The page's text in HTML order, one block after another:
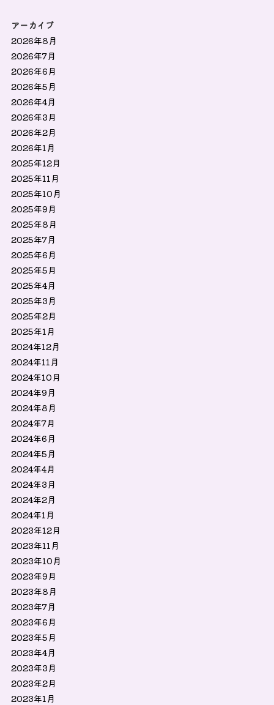
アーカイブ
2026年8月
2026年7月
2026年6月
2026年5月
2026年4月
2026年3月
2026年2月
2026年1月
2025年12月
2025年11月
2025年10月
2025年9月
2025年8月
2025年7月
2025年6月
2025年5月
2025年4月
2025年3月
2025年2月
2025年1月
2024年12月
2024年11月
2024年10月
2024年9月
2024年8月
2024年7月
2024年6月
2024年5月
2024年4月
2024年3月
2024年2月
2024年1月
2023年12月
2023年11月
2023年10月
2023年9月
2023年8月
2023年7月
2023年6月
2023年5月
2023年4月
2023年3月
2023年2月
2023年1月